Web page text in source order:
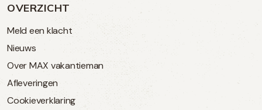
OVERZICHT
Meld een klacht
Nieuws
Over MAX vakantieman
Afleveringen
Cookieverklaring